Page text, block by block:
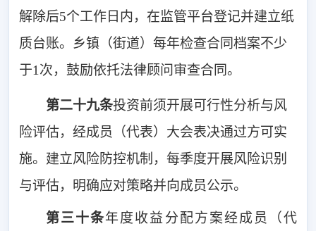
解除后5个工作日内，在监管平台登记并建立纸
质台账。乡镇（街道）每年检查合同档案不少
于1次，鼓励依托法律顾问审查合同。
第二十九条投资前须开展可行性分析与风
险评估，经成员（代表）大会表决通过方可实
施。建立风险防控机制，每季度开展风险识别
与评估，明确应对策略并向成员公示。
第三十条年度收益分配方案经成员（代